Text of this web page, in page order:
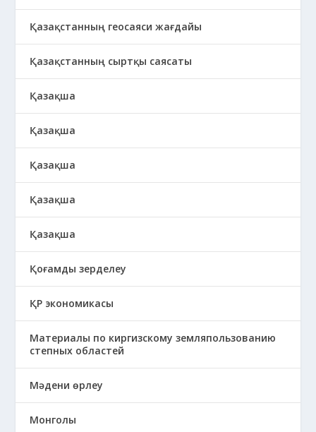
Қазақстанның геосаяси жағдайы
Қазақстанның сыртқы саясаты
Қазақша
Қазақша
Қазақша
Қазақша
Қазақша
Қоғамды зерделеу
ҚР экономикасы
Материалы по киргизскому земляпользованию
степных областей
Мәдени өрлеу
Монголы